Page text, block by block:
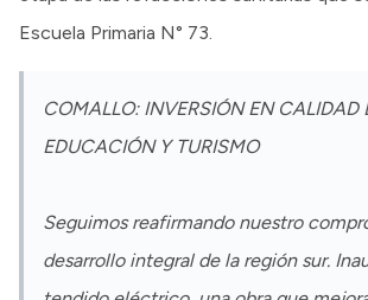
Escuela Primaria N° 73.
COMALLO: INVERSIÓN EN CALIDAD
EDUCACIÓN Y TURISMO
Seguimos reafirmando nuestro
desarrollo integral de la región sur.